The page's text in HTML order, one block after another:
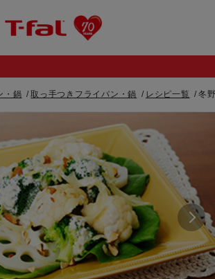
・鍋 取っ手つきフライパン・鍋 レシピ一覧 冬